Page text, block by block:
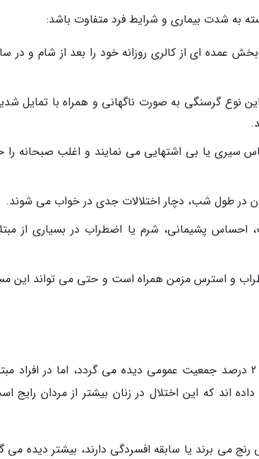
به شدت بیماری و شرایط فرد متفاوت باشد:
معمولاً بخش عمده ای از کالری روزانه خود را بعد از شام و در
نوع گرسنگی به صورت ناگهانی و همراه با تمایل
سیری یا بی اشتهایی می نمایند و اغلب صبحانه
در طول شب، دچار اختلالات جدی در خواب می شوند.
پشیمانی، شرم یا اضطراب در بسیاری از
و استرس مزمن همراه است و حتی می تواند این
بر اساس آمارهای موجود، سندرم گرسنگی شبانه در حدود 1 تا 2 درصد جمعیت عمومی دیده می گردد، اما در
نشان داده اند که این اختلال در زنان بیشتر از مردان رایج
می برند یا سابقه افسردگی دارند، بیشتر دیده می